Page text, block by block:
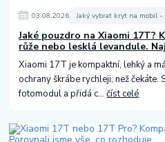
03.08.2026 Jaký vybrat kryt na mobil -
Jaké pouzdro na Xiaomi 17T?
růže nebo lesklá levandule.
Xiaomi 17T je kompaktní, lehký a
ochrany škrábe rychleji, než
fotomodul a přidá c...číst celé